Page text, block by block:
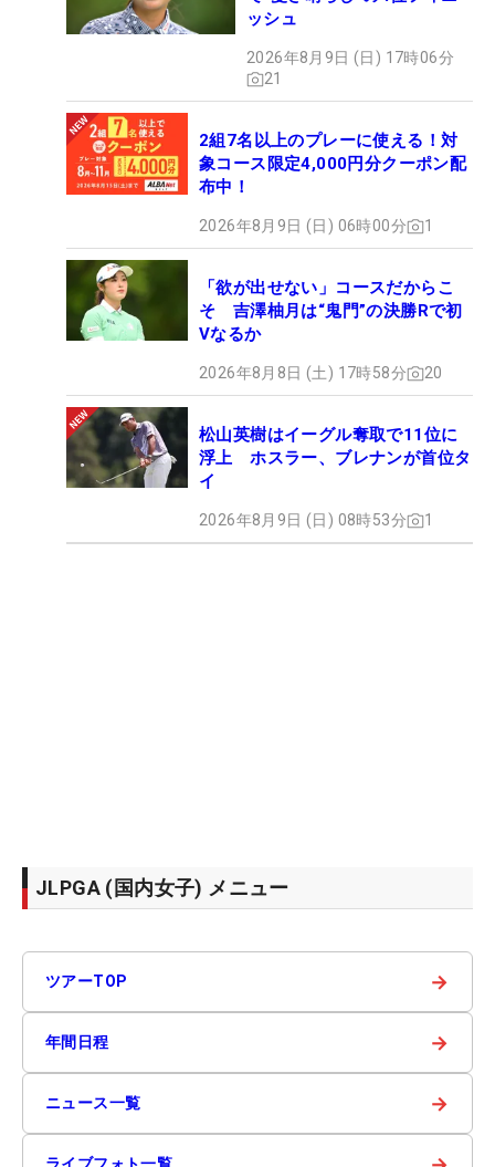
ッシュ
2026年8月9日 (日) 17時06分
21
2組7名以上のプレーに使える！対
象コース限定4,000円分クーポン配
布中！
2026年8月9日 (日) 06時00分 1
「欲が出せない」コースだからこ
そ 吉澤柚月は“鬼門”の決勝Rで初
Vなるか
2026年8月8日 (土) 17時58分 20
松山英樹はイーグル奪取で11位に
浮上 ホスラー、ブレナンが首位タ
イ
2026年8月9日 (日) 08時53分 1
JLPGA (国内女子) メニュー
ツアーTOP →
年間日程 →
ニュース一覧 →